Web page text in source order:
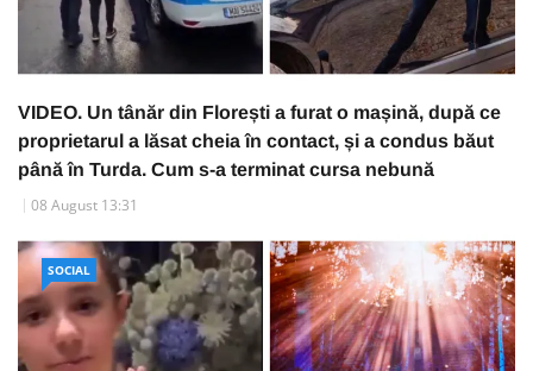
VIDEO. Un tânăr din Florești a furat o mașină, după ce
proprietarul a lăsat cheia în contact, și a condus băut
până în Turda. Cum s-a terminat cursa nebună
08 August 13:31
SOCIAL